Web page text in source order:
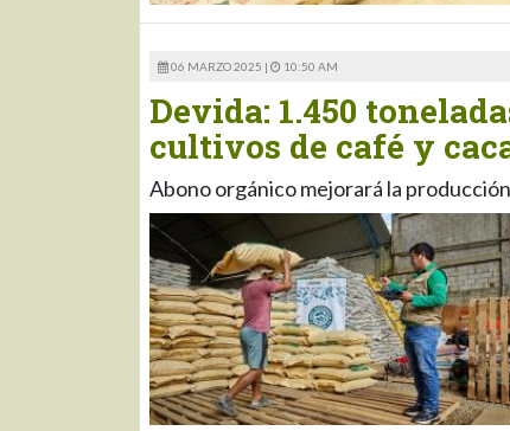
06 MARZO 2025 | 10:50 AM
Devida: 1.450
cultivos de café y
Abono orgánico mejorará la